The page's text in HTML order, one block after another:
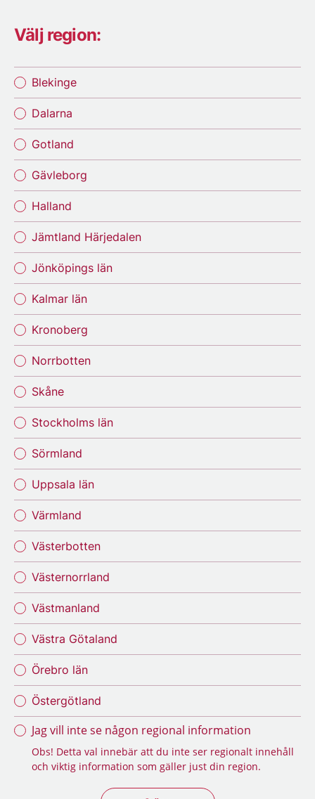
Välj region:
Blekinge
Dalarna
Gotland
Gävleborg
Halland
Jämtland Härjedalen
Jönköpings län
Kalmar län
Kronoberg
Norrbotten
Skåne
Stockholms län
Sörmland
Uppsala län
Värmland
Västerbotten
Västernorrland
Västmanland
Västra Götaland
Örebro län
Östergötland
Jag vill inte se någon regional information
Obs! Detta val innebär att du inte ser regionalt innehåll
och viktig information som gäller just din region.